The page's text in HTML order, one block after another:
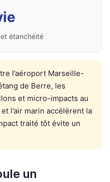
étanchéité
l’aéroport Marseille-
de Berre, les
et micro-impacts au
l’air marin accélèrent la
traité tôt évite un
un